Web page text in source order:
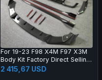
For 19-23 F98 X4M F97 X3M
Body Kit Factory Direct Selling
Carbon Fiber AE Style Front
Bumper Edge Rear Diffuser
2 415,67 USD